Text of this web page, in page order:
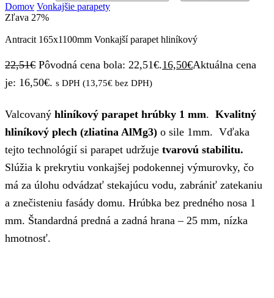
Domov Vonkajšie parapety
Zľava 27%
Antracit 165x1100mm Vonkajší parapet hliníkový
22,51€ Pôvodná cena bola: 22,51€.16,50€Aktuálna cena
je: 16,50€. s DPH (13,75€ bez DPH)
Valcovaný hliníkový parapet hrúbky 1 mm. Kvalitný
hliníkový plech (zliatina AlMg3) o sile 1mm. Vďaka
tejto technológií si parapet udržuje tvarovú stabilitu.
Slúžia k prekrytiu vonkajšej podokennej výmurovky, čo
má za úlohu odvádzať stekajúcu vodu, zabrániť zatekaniu
a znečisteniu fasády domu. Hrúbka bez predného nosa 1
mm. Štandardná predná a zadná hrana – 25 mm, nízka
hmotnosť.